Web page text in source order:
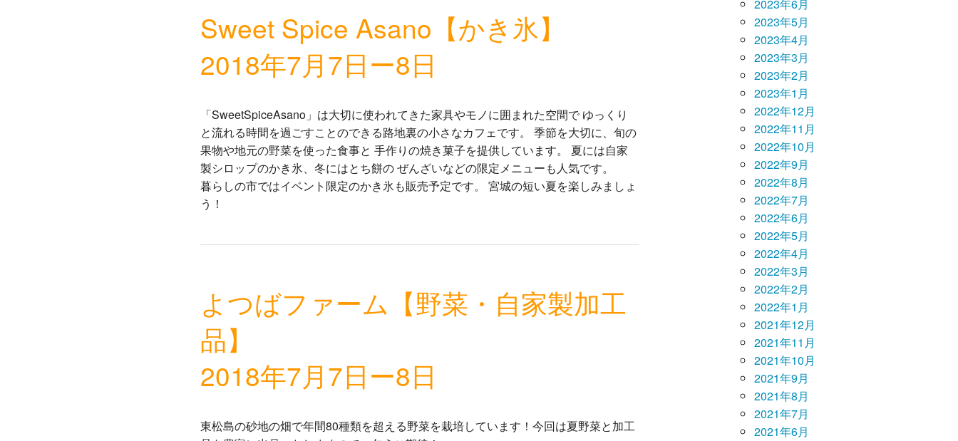
Sweet Spice Asano【かき氷】
2018年7月7日ー8日
「SweetSpiceAsano」は大切に使われてきた家具やモノに囲まれた空間で ゆっくり
と流れる時間を過ごすことのできる路地裏の小さなカフェです。 季節を大切に、旬の
果物や地元の野菜を使った食事と 手作りの焼き菓子を提供しています。 夏には自家
製シロップのかき氷、冬にはとち餅の ぜんざいなどの限定メニューも人気です。
暮らしの市ではイベント限定のかき氷も販売予定です。 宮城の短い夏を楽しみましょ
う！
よつばファーム【野菜・自家製加工
品】
2018年7月7日ー8日
東松島の砂地の畑で年間80種類を超える野菜を栽培しています！今回は夏野菜と加工
2023年6月
2023年5月
2023年4月
2023年3月
2023年2月
2023年1月
2022年12月
2022年11月
2022年10月
2022年9月
2022年8月
2022年7月
2022年6月
2022年5月
2022年4月
2022年3月
2022年2月
2022年1月
2021年12月
2021年11月
2021年10月
2021年9月
2021年8月
2021年7月
2021年6月